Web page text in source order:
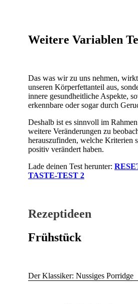
Weitere Variablen
Das was wir zu uns nehmen,
unseren Körperfettanteil aus,
innere gesundheitliche Aspekte,
erkennbare oder sogar durch
Deshalb ist es sinnvoll im
weitere Veränderungen zu
herauszufinden, welche Kriterien
positiv verändert haben.
Lade deinen Test herunter:
TASTE-TEST 2
Rezeptideen
Frühstück
Der Klassiker: Nussiges Porridge